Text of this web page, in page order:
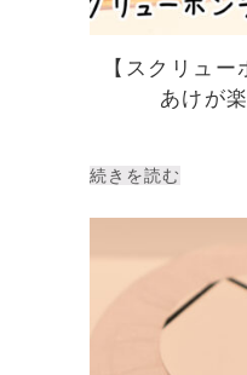
【スクリュ
あけが
続きを読む